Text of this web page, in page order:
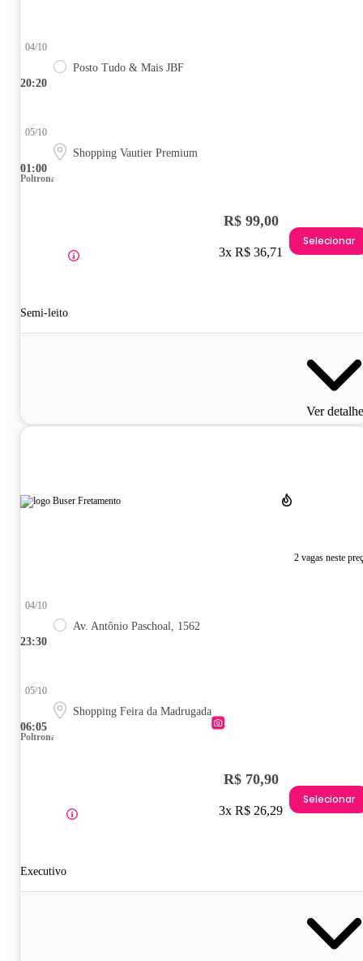
20:20
04/10
Posto Tudo & Mais JBF
01:00
05/10
Shopping Vautier Premium
Poltrona
Semi-leito
R$ 99,00
3x R$ 36,71
Selecionar
Ver
2 vagas neste
23:30
04/10
Av. Antônio Paschoal, 1562
06:05
05/10
Shopping Feira da Madrugada
Poltrona
Executivo
R$ 70,90
3x R$ 26,29
Selecionar